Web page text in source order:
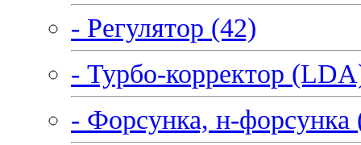
- Регулятор (42)
- Турбо-корректор
- Форсунка, н-форсунка